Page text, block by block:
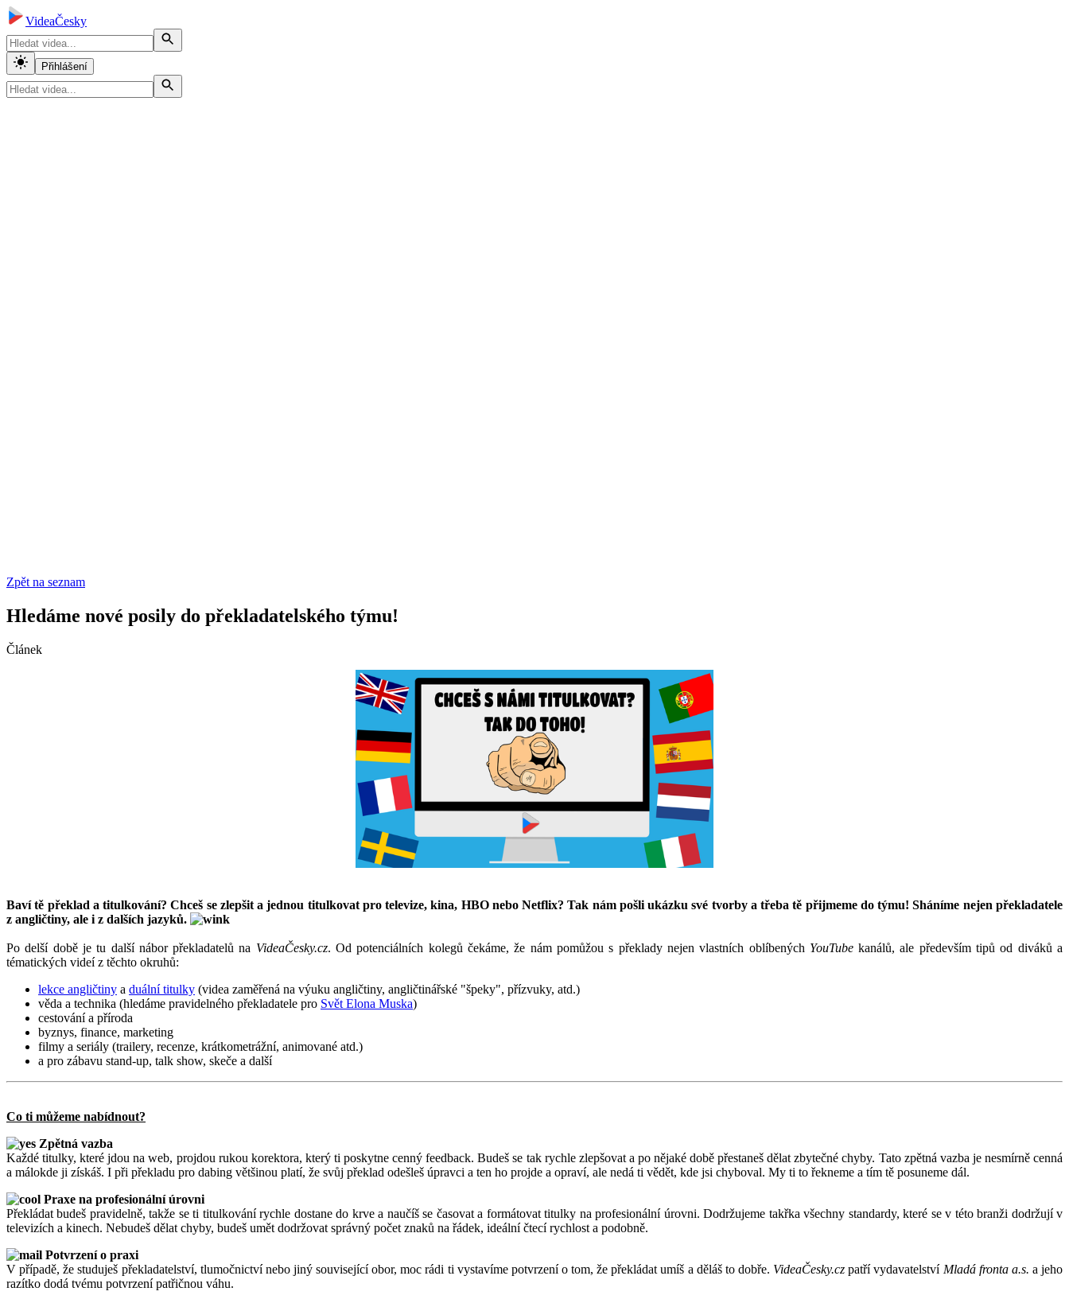
VideaČesky
Přihlášení
Zpět na seznam
Hledáme nové posily do překladatelského týmu!
Článek
Baví tě překlad a titulkování? Chceš se zlepšit a jednou titulkovat pro televize, kina, HBO nebo Netflix? Tak nám pošli ukázku své tvorby a třeba tě přijmeme do týmu! Sháníme nejen překladatele
z angličtiny, ale i z dalších jazyků.
Po delší době je tu další nábor překladatelů na VideaČesky.cz. Od potenciálních kolegů čekáme, že nám pomůžou s překlady nejen vlastních oblíbených YouTubekanálů, ale především tipů od diváků a
tématických videí z těchto okruhů:
lekce angličtiny a duální titulky (videa zaměřená na výuku angličtiny, angličtinářské "špeky", přízvuky, atd.)
věda a technika (hledáme pravidelného překladatele pro Svět Elona Muska)
cestování a příroda
byznys, finance, marketing
filmy a seriály (trailery, recenze, krátkometrážní, animované atd.)
a pro zábavu stand-up, talk show, skeče a další
Co ti můžeme nabídnout?
Zpětná vazba
Každé titulky, které jdou na web, projdou rukou korektora, který ti poskytne cenný feedback. Budeš se tak rychle zlepšovat a po nějaké době přestaneš dělat zbytečné chyby. Tato zpětná vazba je nesmírně cenná
a málokde ji získáš. I při překladu pro dabing většinou platí, že svůj překlad odešleš úpravci a ten ho projde a opraví, ale nedá ti vědět, kde jsi chyboval. My ti to řekneme a tím tě posuneme dál.
Praxe na profesionální úrovni
Překládat budeš pravidelně, takže se ti titulkování rychle dostane do krve a naučíš se časovat a formátovat titulky na profesionální úrovni. Dodržujeme takřka všechny standardy, které se v této branži dodržují v
televizích a kinech. Nebudeš dělat chyby, budeš umět dodržovat správný počet znaků na řádek, ideální čtecí rychlost a podobně.
Potvrzení o praxi
V případě, že studuješ překladatelství, tlumočnictví nebo jiný související obor, moc rádi ti vystavíme potvrzení o tom, že překládat umíš a děláš to dobře. VideaČesky.cz patří vydavatelství Mladá fronta a.s. a jeho
razítko dodá tvému potvrzení patřičnou váhu.